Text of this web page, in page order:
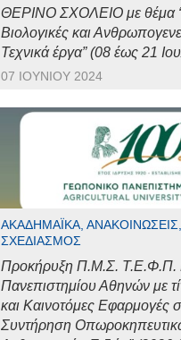
ΘΕΡΙΝΟ ΣΧΟΛΕΙΟ με θέμα
Βιολογικές και
Τεχνικά έργα” (08 έως 21
07 ΙΟΥΝΊΟΥ 2024
ΑΚΑΔΗΜΑΪΚΆ,
ΣΧΕΔΙΑΣΜΌΣ
Προκήρυξη Π.Μ.Σ. Τ.Ε.Φ.Π.
Πανεπιστημίου Αθηνών με
και Καινοτόμες Εφαρμογές
Συντήρηση